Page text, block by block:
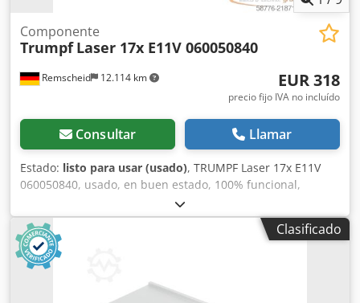
Remscheid 12.114 km
Componente
Trumpf Laser 17x E11V 060050840
EUR 318
precio fijo IVA no incluído
Consultar Llamar
Estado: listo para usar (usado), TRUMPF Laser 17x E11V
060050840, usado, en buen estado, 100% funcional,
alcance de suministro según fotos Dcodpfx Adey Ntb Hjzsk
Clasificado